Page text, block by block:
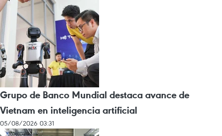
Grupo de Banco Mundial destaca avance de
Vietnam en inteligencia artificial
05/08/2026 03:31